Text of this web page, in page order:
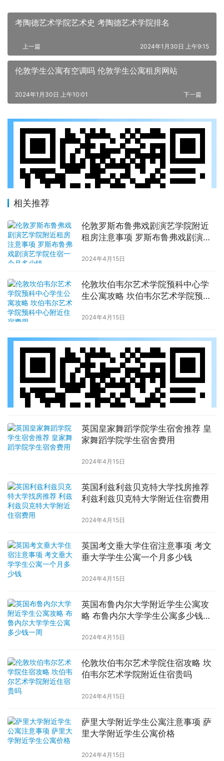
考陶德艺术学院艺术史 考陶德艺术学院排名
上一篇 2024年1月30日 上午9:15
伦敦学生公寓有空调吗 伦敦学生公寓租房网站
下一篇
2024年1月30日 上午10:01
相关推荐
伦敦罗斯布鲁弗戏剧演艺学院附近
租房注意事项 罗斯布鲁弗戏剧演艺
2024年4月15日
伦敦坎伯韦尔艺术学院预科中心学
生公寓攻略 坎伯韦尔艺术学院预科
2024年4月15日
英国皇家舞蹈学院学生宿舍推荐 皇
家舞蹈学院学生宿舍费用
2024年4月15日
英国利兹利兹贝克特大学找房推荐
利兹利兹贝克特大学附近住宿费用
2024年4月15日
英国考文垂大学住宿注意事项 考文
垂大学学生公寓一个月多少钱
2024年4月15日
英国布鲁内尔大学附近学生公寓攻
略 布鲁内尔大学学生公寓多少钱一
2024年4月15日
伦敦坎伯韦尔艺术学院住宿攻略 坎
伯韦尔艺术学院附近住宿贵吗
2024年4月15日
萨里大学附近学生公寓注意事项 萨
里大学附近学生公寓价格
2024年4月15日